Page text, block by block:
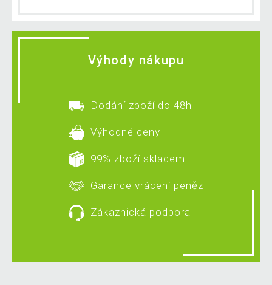
Výhody nákupu
Dodání zboží do 48h
Výhodné ceny
99% zboží skladem
Garance vrácení peněz
Zákaznická podpora